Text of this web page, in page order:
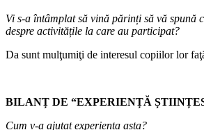
Vi s-a întâmplat să vină părinți să vă spună
despre activitățile la care au participat?
Da sunt mulţumiţi de interesul copiilor lor
BILANȚ DE “EXPERIENȚĂ
Cum v-a ajutat experiența asta?